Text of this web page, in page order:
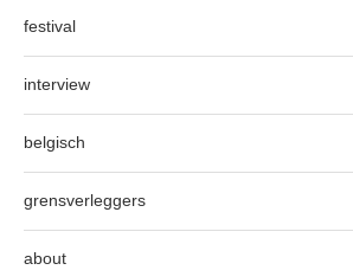
festival
interview
belgisch
grensverleggers
about